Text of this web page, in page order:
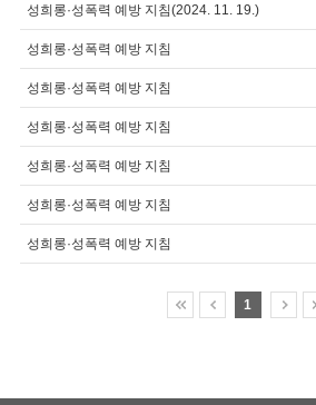
성희롱·성폭력 예방 지침(2024. 11. 19.)
성희롱·성폭력 예방 지침
성희롱·성폭력 예방 지침
성희롱·성폭력 예방 지침
성희롱·성폭력 예방 지침
성희롱·성폭력 예방 지침
성희롱·성폭력 예방 지침
1